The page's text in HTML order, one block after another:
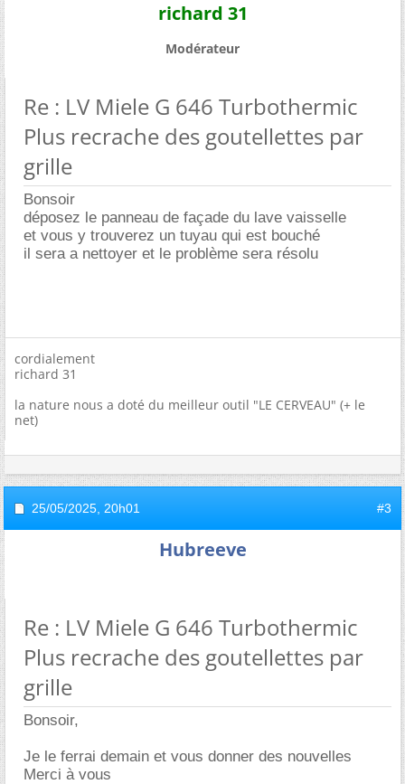
richard 31
Modérateur
Re : LV Miele G 646 Turbothermic
Plus recrache des goutellettes par
grille
Bonsoir
déposez le panneau de façade du lave vaisselle
et vous y trouverez un tuyau qui est bouché
il sera a nettoyer et le problème sera résolu
cordialement
richard 31
la nature nous a doté du meilleur outil "LE CERVEAU" (+ le
net)
25/05/2025, 20h01 #3
Hubreeve
Re : LV Miele G 646 Turbothermic
Plus recrache des goutellettes par
grille
Bonsoir,
Je le ferrai demain et vous donner des nouvelles
Merci à vous